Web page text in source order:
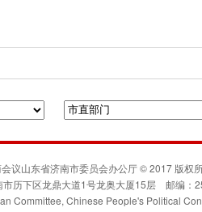
议山东省济南市委员会办公厅 © 2017 版权
市历下区龙鼎大道1号龙奥大厦15层 邮编：
Committee, Chinese People's Political